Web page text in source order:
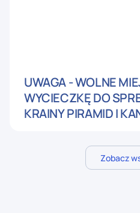
UWAGA - WOLNE
WYCIECZKĘ DO
KRAINY PIRAMID I
Zobacz